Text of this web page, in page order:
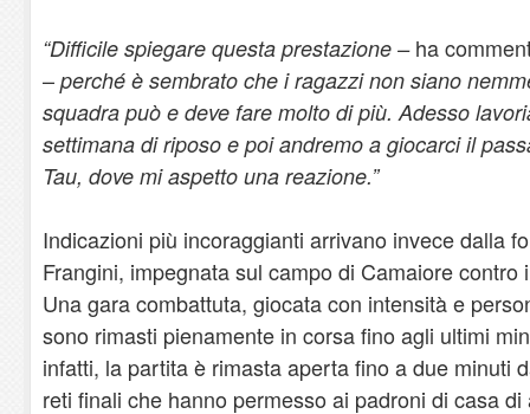
“Difficile spiegare questa prestazione –ha
– perché è sembrato che i ragazzi non siano
squadra può e deve fare molto di più. Adesso
settimana di riposo e poi andremo a giocarci il
Tau, dove mi aspetto una reazione.”
Indicazioni più incoraggianti arrivano invece dalla
Frangini, impegnata sul campo di Camaiore
Una gara combattuta, giocata con intensità e
sono rimasti pienamente in corsa fino agli ultimi
infatti, la partita è rimasta aperta fino a due minuti
reti finali che hanno permesso ai padroni di casa